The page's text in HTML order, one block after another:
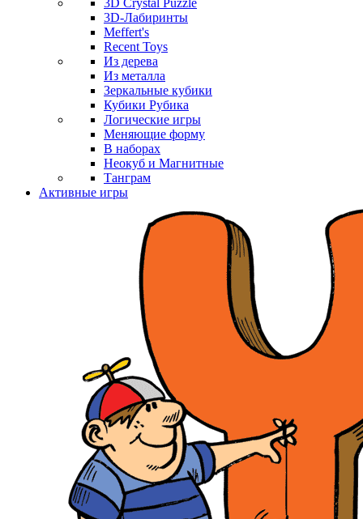
3D Crystal Puzzle
3D-Лабиринты
Meffert's
Recent Toys
Из дерева
Из металла
Зеркальные кубики
Кубики Рубика
Логические игры
Меняющие форму
В наборах
Неокуб и Магнитные
Танграм
Активные игры